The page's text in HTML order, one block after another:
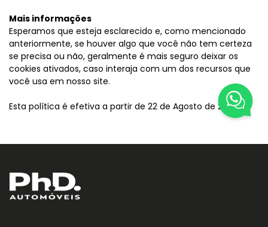
Mais informações
Esperamos que esteja esclarecido e, como mencionado
anteriormente, se houver algo que você não tem certeza
se precisa ou não, geralmente é mais seguro deixar os
cookies ativados, caso interaja com um dos recursos que
você usa em nosso site.
Esta política é efetiva a partir de 22 de Agosto de 2023